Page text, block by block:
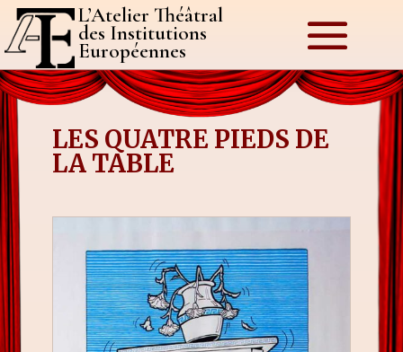
L’Atelier Théâtral
des Institutions
Européennes
LES QUATRE PIEDS DE
LA TABLE